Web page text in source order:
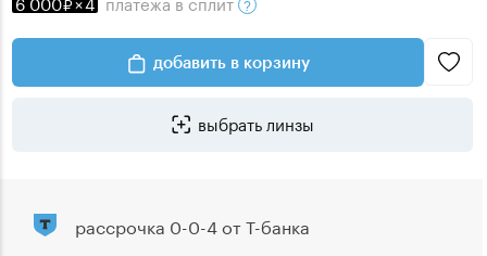
добавить в корзину
выбрать линзы
рассрочка 0-0-4 от Т-банка